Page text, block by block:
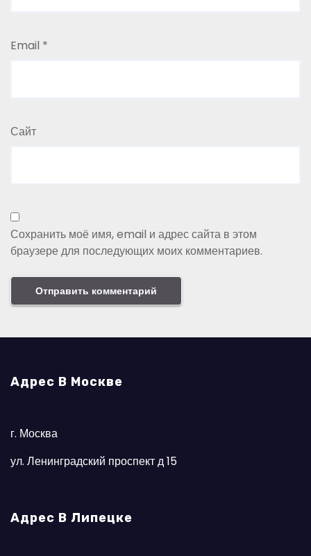
Email *
Сайт
Сохранить моё имя, email и адрес сайта в этом
браузере для последующих моих комментариев.
Адрес В Москве
г. Москва
ул. Ленинградский проспект д 15
Адрес В Липецке